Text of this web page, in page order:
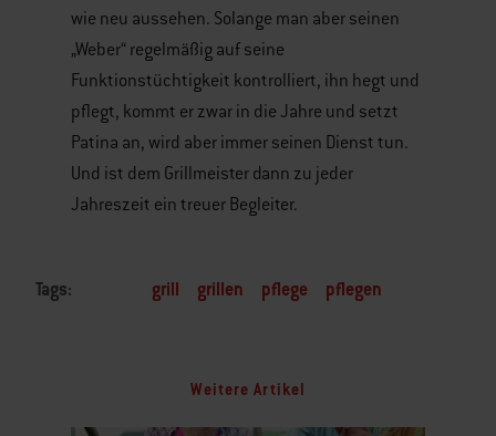
wie neu aussehen. Solange man aber seinen
„Weber“ regelmäßig auf seine
Funktionstüchtigkeit kontrolliert, ihn hegt und
pflegt, kommt er zwar in die Jahre und setzt
Patina an, wird aber immer seinen Dienst tun.
Und ist dem Grillmeister dann zu jeder
Jahreszeit ein treuer Begleiter.
Tags: grill grillen pflege pflegen
Weitere Artikel